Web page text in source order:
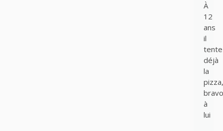
À
12
ans
il
tente
déjà
la
pizza,
bravo
à
lui